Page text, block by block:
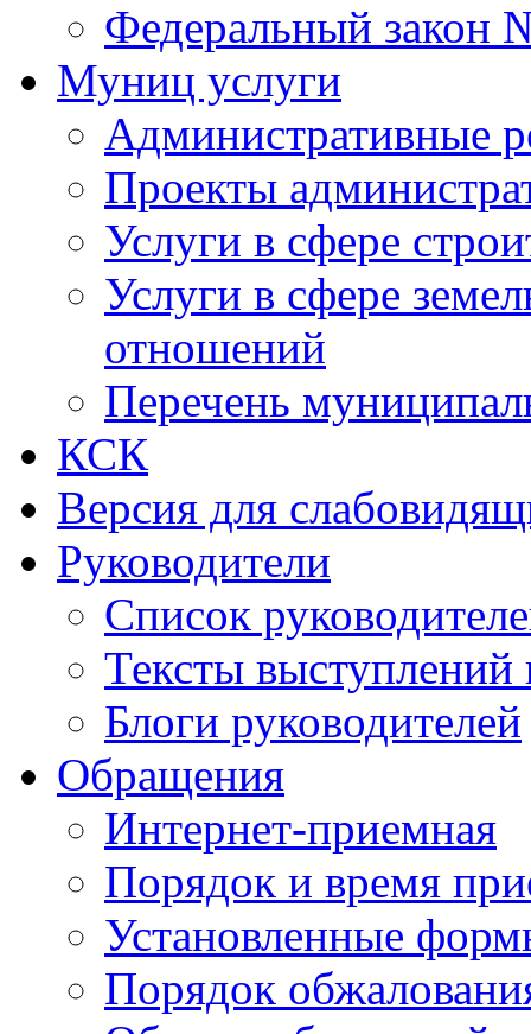
Федеральный закон
Муниц услуги
Административные
Проекты
Услуги в сфере
Услуги в сфере
отношений
Перечень
КСК
Версия для
Руководители
Список
Тексты выступлений
Блоги руководителей
Обращения
Интернет-приемная
Порядок и время
Установленные
Порядок